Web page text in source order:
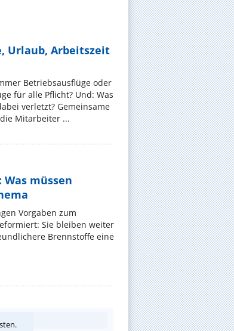
Urlaub, Arbeitszeit
Betriebsausflüge oder
für alle Pflicht? Und: Was
verletzt? Gemeinsame
Mitarbeiter ...
müssen
Vorgaben zum
Sie bleiben weiter
Brennstoffe eine